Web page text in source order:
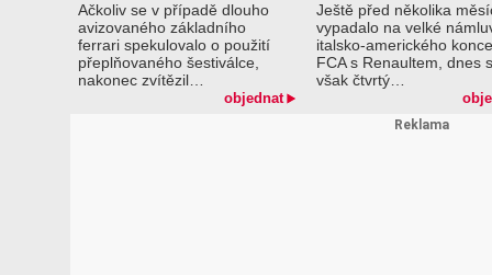
Ačkoliv se v případě dlouho
avizovaného základního
ferrari spekulovalo o použití
přeplňovaného šestiválce,
nakonec zvítězil…
objednat
Ještě před několika
vypadalo na velké
italsko-amerického
FCA s Renaultem, dnes
však čtvrtý…